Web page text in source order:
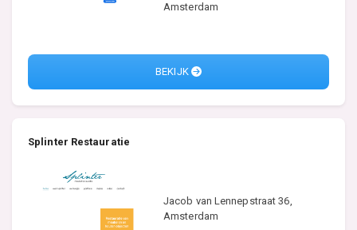
Amsterdam
BEKIJK
Splinter Restauratie
Jacob van Lennepstraat 36,
Amsterdam